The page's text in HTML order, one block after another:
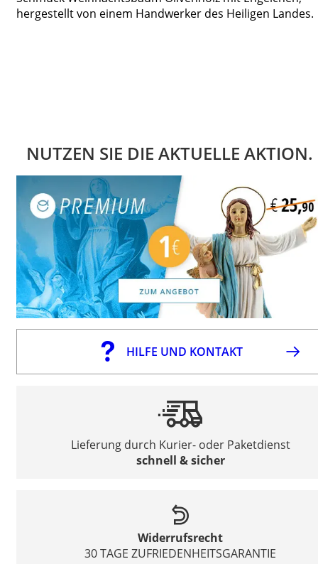
hergestellt von einem Handwerker des Heiligen Landes.
NUTZEN SIE DIE AKTUELLE AKTION.
HILFE UND KONTAKT
Lieferung durch Kurier- oder Paketdienst
schnell & sicher
Widerrufsrecht
30 TAGE ZUFRIEDENHEITSGARANTIE